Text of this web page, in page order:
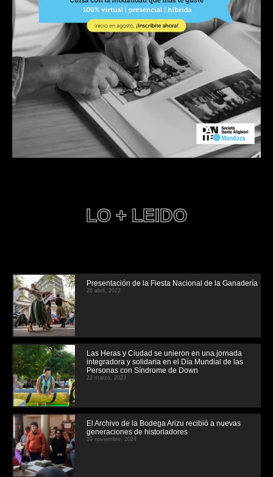
LO + LEIDO
Presentación de la Fiesta Nacional de la Ganadería
26 abril, 2022
Las Heras y Ciudad se unieron en una jornada
integradora y solidaria en el Día Mundial de las
Personas con Síndrome de Down
22 marzo, 2023
El Archivo de la Bodega Arizu recibió a nuevas
generaciones de historiadores
19 noviembre, 2024